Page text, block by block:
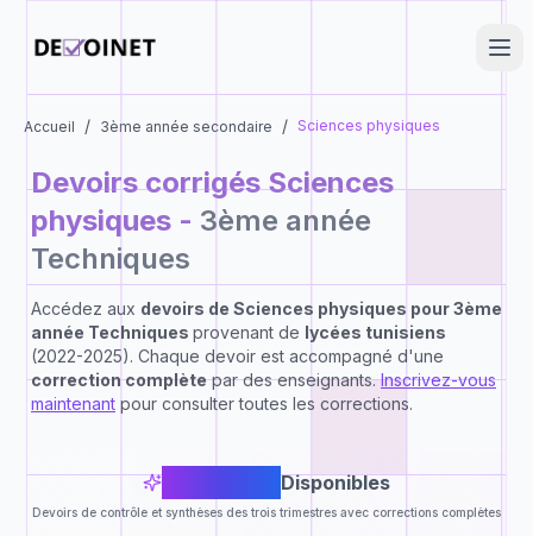
Accueil / 3ème année secondaire / Sciences physiques
Devoirs corrigésSciences
physiques - 3ème année
Techniques
Accédez aux devoirs de Sciences physiques pour3ème
année Techniques provenant de lycées tunisiens
(2022-2025). Chaque devoir est accompagné d'une
correction complètepar des enseignants.Inscrivez-vous
maintenant pour consulter toutes les corrections.
Disponibles
Devoirs de contrôle et synthèses des trois trimestres avec corrections complètes